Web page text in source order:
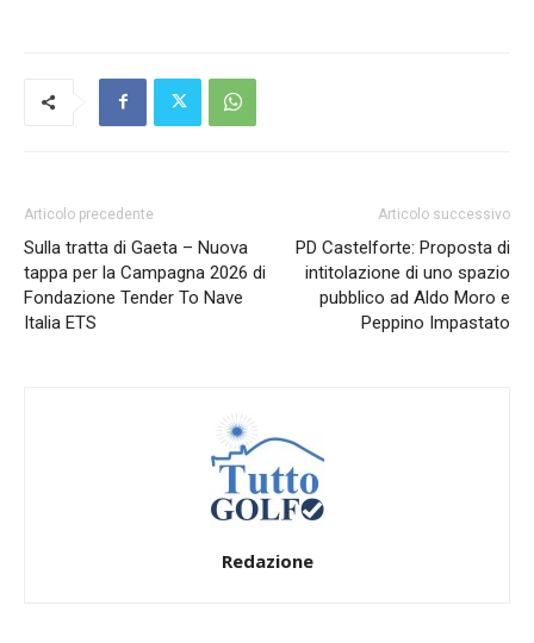
Articolo precedente
Sulla tratta di Gaeta – Nuova
tappa per la Campagna 2026 di
Fondazione Tender To Nave
Italia ETS
Articolo successivo
PD Castelforte: Proposta di
intitolazione di uno spazio
pubblico ad Aldo Moro e
Peppino Impastato
Redazione